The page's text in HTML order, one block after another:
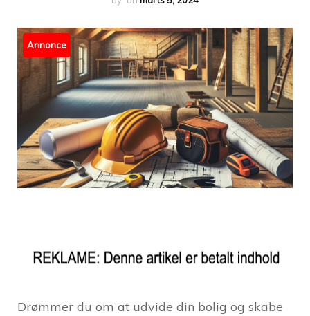
Annonce
Drømmer du om at udvide din bolig og skabe